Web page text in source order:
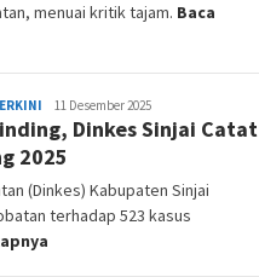
menuai kritik tajam. Baca
Admin
Redaksi
11 Desember 2025
Dinkes Sinjai Catat
2025
(Dinkes) Kabupaten Sinjai
terhadap 523 kasus